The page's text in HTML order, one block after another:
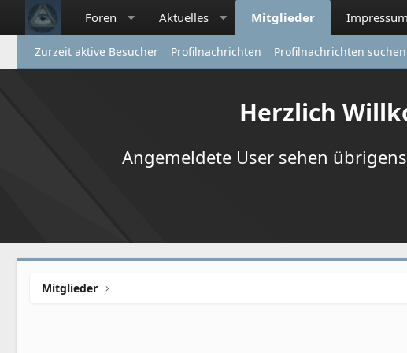
Foren Aktuelles Mitglieder Impressum
Zurzeit aktive Besucher Profilnachrichten Profilnachrichten suchen
Herzlich
Angemeldete User sehen
Mitglieder